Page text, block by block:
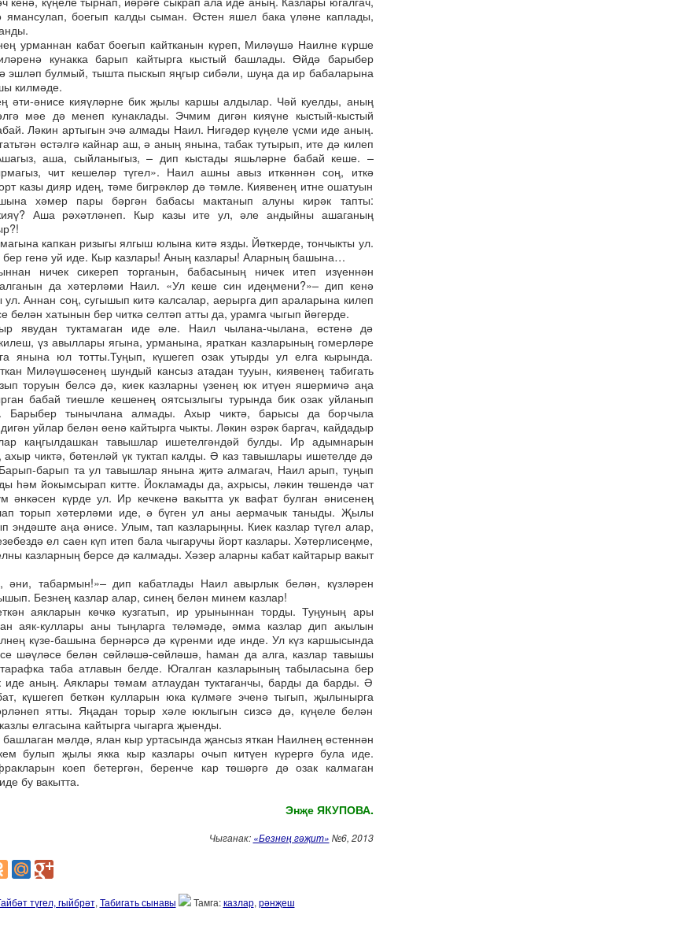
ямансулап, боегып калды сыман. Өстен яшел бака үләне каплады,
урманнан кабат боегып кайтканын күреп, Миләүшә Наилне күрше
кунакка барып кайтырга кыстый башлады. Өйдә барыбер
эшләп булмый, тышта пыскып яңгыр сибәли, шуңа да ир бабаларына
килмәде.
әти-әнисе кияүләрне бик җылы каршы алдылар. Чәй куелды, аның
мәе дә менеп кунаклады. Эчмим дигән кияүне кыстый-кыстый
Ләкин артыгын эчә алмады Наил. Нигәдер күңеле үсми иде аның.
өстәлгә кайнар аш, ә аның янына, табак тутырып, ите дә килеп
аша, сыйланыгыз, – дип кыстады яшьләрне бабай кеше. –
чит кешеләр түгел». Наил ашны авыз иткәннән соң, иткә
казы дияр идең, тәме бигрәкләр дә тәмле. Киявенең итне ошатуын
хәмер пары бәргән бабасы мактанып алуны кирәк тапты:
Аша рәхәтләнеп. Кыр казы ите ул, әле андыйны ашаганың
капкан ризыгы ялгыш юлына китә язды. Йөткерде, тончыкты ул.
генә уй иде. Кыр казлары! Аның казлары! Аларның башына…
ничек сикереп торганын, бабасының ничек итеп изүеннән
да хәтерләми Наил. «Ул кеше син идеңмени?»– дип кенә
Аннан соң, сугышып китә калсалар, аерырга дип араларына килеп
белән хатынын бер читкә селтәп атты да, урамга чыгып йөгерде.
явудан туктамаган иде әле. Наил чылана-чылана, өстенә дә
үз авыллары ягына, урманына, яраткан казларының гомерләре
янына юл тотты.Туңып, күшегеп озак утырды ул елга кырында.
Миләүшәсенең шундый кансыз атадан тууын, киявенең табигать
торуын белсә дә, киек казларны үзенең юк итүен яшермичә аңа
бабай тиешле кешенең оятсызлыгы турында бик озак уйланып
Барыбер тынычлана алмады. Ахыр чиктә, барысы да борчыла
уйлар белән өенә кайтырга чыкты. Ләкин әзрәк баргач, кайдадыр
каңгылдашкан тавышлар ишетелгәндәй булды. Ир адымнарын
ахыр чиктә, бөтенләй үк туктап калды. Ә каз тавышлары ишетелде дә
барып та ул тавышлар янына җитә алмагач, Наил арып, туңып
һәм йокымсырап китте. Йокламады да, ахрысы, ләкин төшендә чат
әнкәсен күрде ул. Ир кечкенә вакытта ук вафат булган әнисенең
торып хәтерләми иде, ә бүген ул аны аермачык таныды. Җылы
эндәште аңа әнисе. Улым, тап казларыңны. Киек казлар түгел алар,
ел саен күп итеп бала чыгаручы йорт казлары. Хәтерлисеңме,
казларның берсе дә калмады. Хәзер аларны кабат кайтарыр вакыт
әни, табармын!»– дип кабатлады Наил авырлык белән, күзләрен
Безнең казлар алар, синең белән минем казлар!
аякларын көчкә кузгатып, ир урыныннан торды. Туңуның ары
аяк-куллары аны тыңларга теләмәде, әмма казлар дип акылын
күзе-башына бернәрсә дә күренми иде инде. Ул күз каршысында
шәүләсе белән сөйләшә-сөйләшә, һаман да алга, казлар тавышы
таба атлавын белде. Югалган казларының табыласына бер
аның. Аяклары тәмам атлаудан туктаганчы, барды да барды. Ә
күшегеп беткән кулларын юка күлмәге эченә тыгып, җылынырга
ятты. Яңадан торыр хәле юклыгын сизсә дә, күңеле белән
елгасына кайтырга чыгарга җыенды.
мәлдә, ялан кыр уртасында җансыз яткан Наилнең өстеннән
булып җылы якка кыр казлары очып китүен күрергә була иде.
коеп бетергән, беренче кар төшәргә дә озак калмаган
бу вакытта.
Энҗе ЯКУПОВА.
Чыганак: «Безнең гәҗит» №6, 2013
түгел, гыйбрәт, Табигать сынавы Тамга:казлар, рәнҗеш